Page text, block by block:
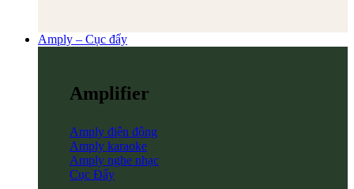
Amply – Cục đẩy
Amplifier
Amply điện động
Amply karaoke
Amply nghe nhạc
Cục Đẩy